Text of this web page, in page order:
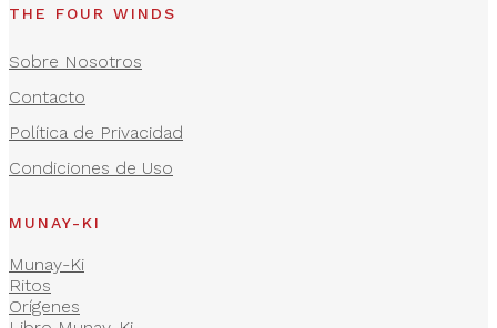
THE FOUR WINDS
Sobre Nosotros
Contacto
Política de Privacidad
Condiciones de Uso
MUNAY-KI
Munay-Ki
Ritos
Orígenes